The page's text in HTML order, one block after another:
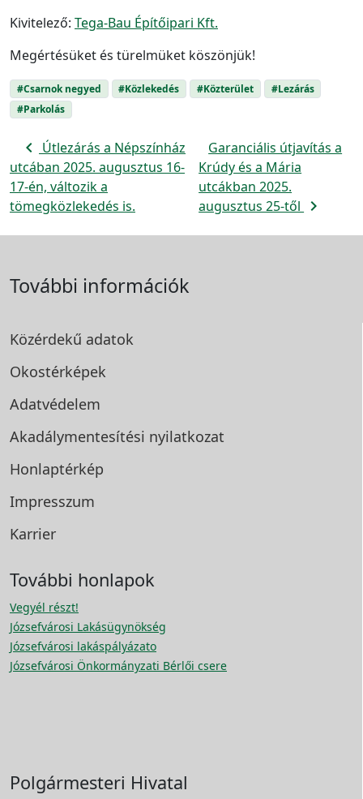
Kivitelező: Tega-Bau Építőipari Kft.
Megértésüket és türelmüket köszönjük!
#Csarnok negyed #Közlekedés #Közterület
#Lezárás
#Parkolás
navigate_before Útlezárás a Népszínház
utcában 2025. augusztus 16-
17-én, változik a
tömegközlekedés is.
Garanciális útjavítás a
Krúdy és a Mária
utcákban 2025.
augusztus 25-től navigate_next
További információk
Közérdekű adatok
Okostérképek
Adatvédelem
Akadálymentesítési nyilatkozat
Honlaptérkép
Impresszum
Karrier
További honlapok
Vegyél részt!
Józsefvárosi Lakásügynökség
Józsefvárosi lakáspályázato
Józsefvárosi Önkormányzati Bérlői csere
Polgármesteri Hivatal